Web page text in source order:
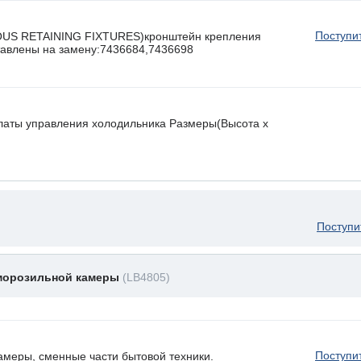
RETAINING FIXTURES)кронштейн крепления
на замену:7436684,7436698
управления холодильника Размеры(Высота х
камеры (LB4805)
сменные части бытовой техники.